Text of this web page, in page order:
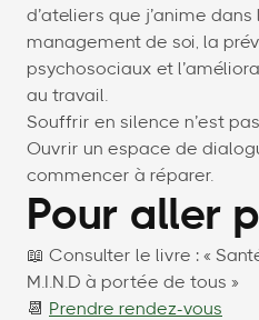
d’ateliers que j’anime
management de soi, la
psychosociaux et
au travail.
Souffrir en silence n’est
Ouvrir un espace de
commencer à réparer.
Pour aller
📖 Consulter le livre : «
M.I.N.D à portée de tous »
📆
Prendre rendez-vous